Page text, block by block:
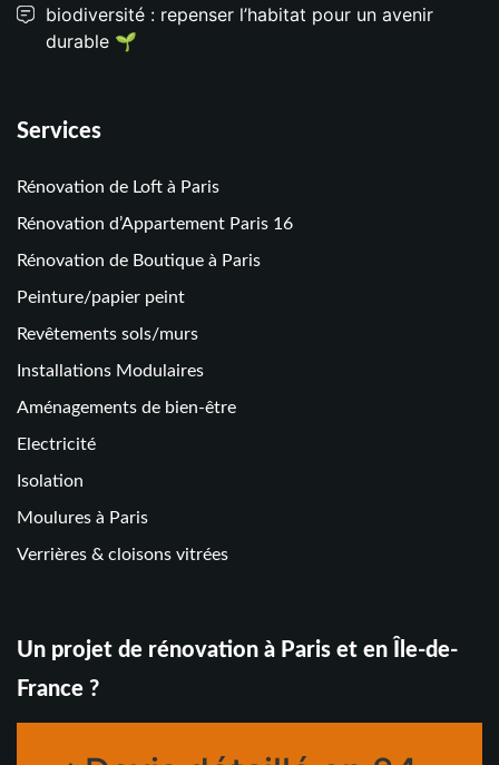
biodiversité : repenser l’habitat pour un avenir
durable 🌱
Services
Rénovation de Loft à Paris
Rénovation d’Appartement Paris 16
Rénovation de Boutique à Paris
Peinture/papier peint
Revêtements sols/murs
Installations Modulaires
Aménagements de bien-être
Electricité
Isolation
Moulures à Paris
Verrières & cloisons vitrées
Un projet de rénovation à Paris et en Île-de-
France ?